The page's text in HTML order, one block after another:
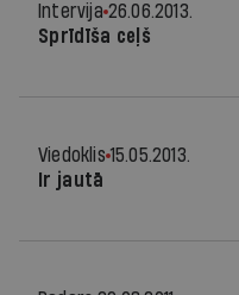
Intervija 26.06.2013.
Sprīdīša ceļš
Viedoklis 15.05.2013.
Ir jautā